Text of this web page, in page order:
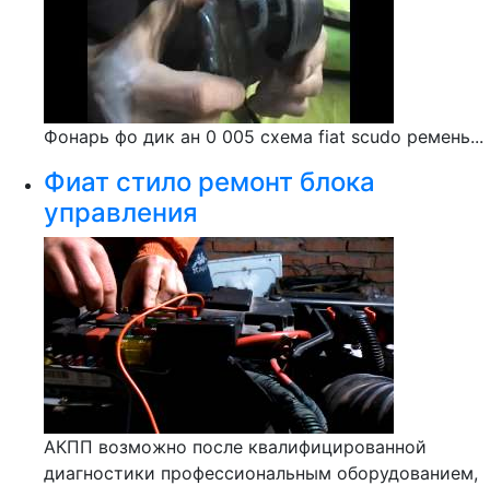
Фонарь фо дик ан 0 005 схема fiat scudo ремень...
Фиат стило ремонт блока
управления
АКПП возможно после квалифицированной
диагностики профессиональным оборудованием,